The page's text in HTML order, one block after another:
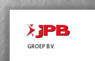
GROEP B.V.